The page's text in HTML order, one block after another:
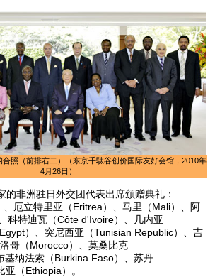
照（前排右二）（东京千駄谷创价国际友好会馆，2010年
4月26日）
的非洲驻日外交团代表出席颁赠典礼：
厄立特里亚（Eritrea）、马里（Mali）、阿
科特迪瓦（Côte d'Ivoire）、几内亚
）、突尼西亚（Tunisian Republic）、吉
哥（Morocco）、莫桑比克
基纳法索（Burkina Faso）、苏丹
亚（Ethiopia）。